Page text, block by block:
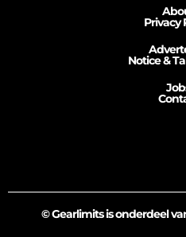
Privacy
Notice &
© Gearlimits is onderdeel